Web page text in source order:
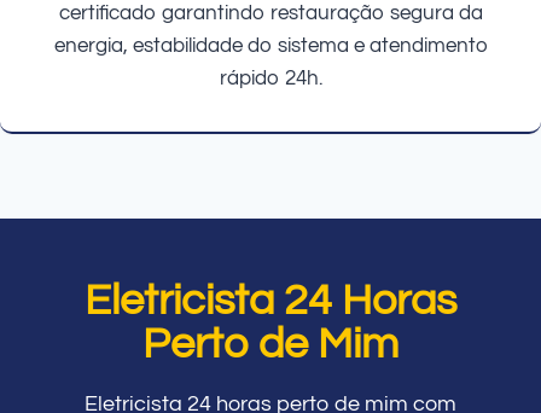
certificado garantindo restauração segura da
energia, estabilidade do sistema e atendimento
rápido 24h.
Eletricista 24 Horas
Perto de Mim
Eletricista 24 horas perto de mim com